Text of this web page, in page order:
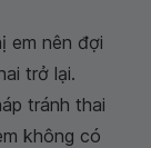
em nên đợi
trở lại.
tránh thai
không có